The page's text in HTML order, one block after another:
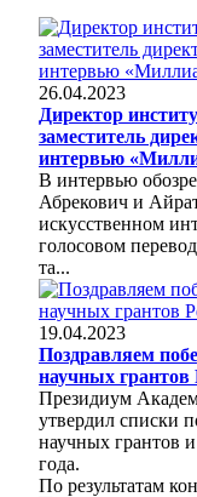
26.04.2023
Директор
заместитель
интервью
В интервью
Абрекович и
искусственном
голосовом
та...
19.04.2023
Поздравляем
научных грантов
Президиум
утвердил списки
научных грантов
года.
По результатам